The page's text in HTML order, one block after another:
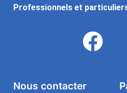
Professionnels et
Nous contacter